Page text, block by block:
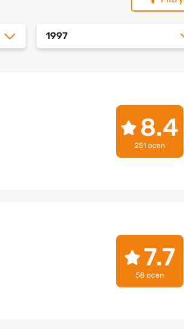
1997
8.4
251 ocen
7.7
58 ocen